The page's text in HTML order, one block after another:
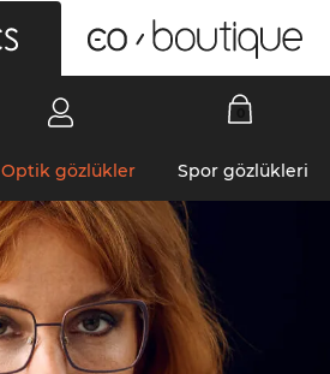
Optik gözlükler Spor gözlükleri